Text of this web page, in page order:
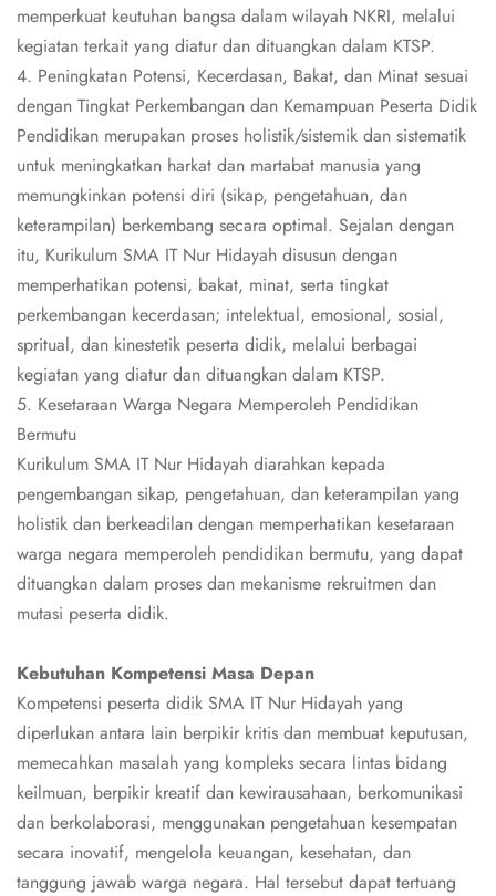
memperkuat keutuhan bangsa dalam wilayah NKRI, melalui
kegiatan terkait yang diatur dan dituangkan dalam KTSP.
4. Peningkatan Potensi, Kecerdasan, Bakat, dan Minat sesuai
dengan Tingkat Perkembangan dan Kemampuan Peserta Didik
Pendidikan merupakan proses holistik/sistemik dan sistematik
untuk meningkatkan harkat dan martabat manusia yang
memungkinkan potensi diri (sikap, pengetahuan, dan
keterampilan) berkembang secara optimal. Sejalan dengan
itu, Kurikulum SMA IT Nur Hidayah disusun dengan
memperhatikan potensi, bakat, minat, serta tingkat
perkembangan kecerdasan; intelektual, emosional, sosial,
spritual, dan kinestetik peserta didik, melalui berbagai
kegiatan yang diatur dan dituangkan dalam KTSP.
5. Kesetaraan Warga Negara Memperoleh Pendidikan
Bermutu
Kurikulum SMA IT Nur Hidayah diarahkan kepada
pengembangan sikap, pengetahuan, dan keterampilan yang
holistik dan berkeadilan dengan memperhatikan kesetaraan
warga negara memperoleh pendidikan bermutu, yang dapat
dituangkan dalam proses dan mekanisme rekruitmen dan
mutasi peserta didik.
Kebutuhan Kompetensi Masa Depan
Kompetensi peserta didik SMA IT Nur Hidayah yang
diperlukan antara lain berpikir kritis dan membuat keputusan,
memecahkan masalah yang kompleks secara lintas bidang
keilmuan, berpikir kreatif dan kewirausahaan, berkomunikasi
dan berkolaborasi, menggunakan pengetahuan kesempatan
secara inovatif, mengelola keuangan, kesehatan, dan
tanggung jawab warga negara. Hal tersebut dapat tertuang